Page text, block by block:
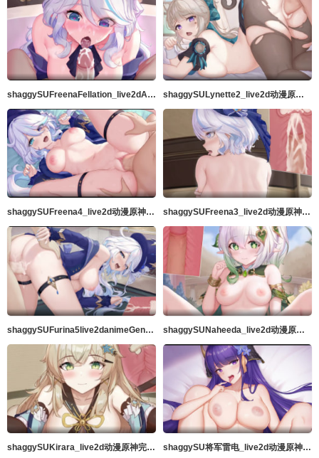
shaggySUFreenaFellation_live2dAnimeGenshinImpact完整版带ASMR音频MP42K高品质暨在嘴里60fps shaggySULynette2_live2d动漫原神完整版带ASMR音频MP42k高品质中出60fps
shaggySUFreena4_live2d动漫原神完整版带ASMR音频MP42k高品质中出60fps shaggySUFreena3_live2d动漫原神完整版带ASMR音频MP4高品质中出60fps
shaggySUFurina5live2danimeGenshinImpactFurubaJohnMP4带ASMR音频2k高品质中出60fps shaggySUNaheeda_live2d动漫原神MP4完整版带ASMR音频2k高品质中出60fps
shaggySUKirara_live2d动漫原神完整版带ASMR音频MP4 shaggySU将军雷电_live2d动漫原神_带音频的完整版高品质_60fps